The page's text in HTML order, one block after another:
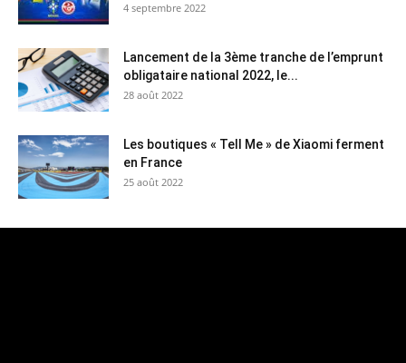
4 septembre 2022
Lancement de la 3ème tranche de l’emprunt
obligataire national 2022, le...
28 août 2022
Les boutiques « Tell Me » de Xiaomi ferment
en France
25 août 2022